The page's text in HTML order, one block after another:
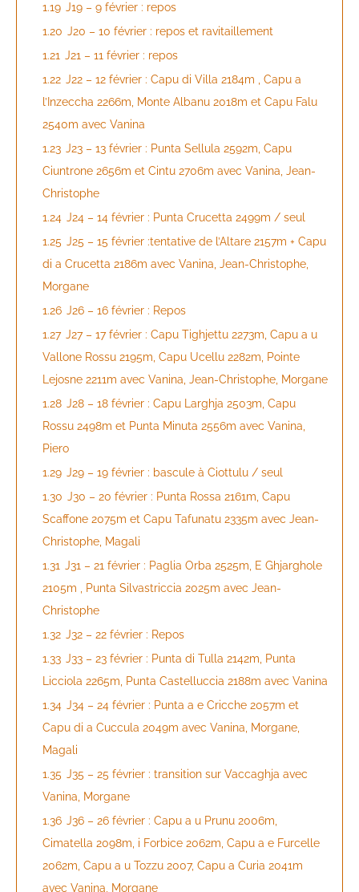
1.19 J19 – 9 février : repos
1.20 J20 – 10 février : repos et ravitaillement
1.21 J21 – 11 février : repos
1.22 J22 – 12 février : Capu di Villa 2184m , Capu a
l’Inzeccha 2266m, Monte Albanu 2018m et Capu Falu
2540m avec Vanina
1.23 J23 – 13 février : Punta Sellula 2592m, Capu
Ciuntrone 2656m et Cintu 2706m avec Vanina, Jean-
Christophe
1.24 J24 – 14 février : Punta Crucetta 2499m / seul
1.25 J25 – 15 février :tentative de l’Altare 2157m + Capu
di a Crucetta 2186m avec Vanina, Jean-Christophe,
Morgane
1.26 J26 – 16 février : Repos
1.27 J27 – 17 février : Capu Tighjettu 2273m, Capu a u
Vallone Rossu 2195m, Capu Ucellu 2282m, Pointe
Lejosne 2211m avec Vanina, Jean-Christophe, Morgane
1.28 J28 – 18 février : Capu Larghja 2503m, Capu
Rossu 2498m et Punta Minuta 2556m avec Vanina,
Piero
1.29 J29 – 19 février : bascule à Ciottulu / seul
1.30 J30 – 20 février : Punta Rossa 2161m, Capu
Scaffone 2075m et Capu Tafunatu 2335m avec Jean-
Christophe, Magali
1.31 J31 – 21 février : Paglia Orba 2525m, E Ghjarghole
2105m , Punta Silvastriccia 2025m avec Jean-
Christophe
1.32 J32 – 22 février : Repos
1.33 J33 – 23 février : Punta di Tulla 2142m, Punta
Licciola 2265m, Punta Castelluccia 2188m avec Vanina
1.34 J34 – 24 février : Punta a e Cricche 2057m et
Capu di a Cuccula 2049m avec Vanina, Morgane,
Magali
1.35 J35 – 25 février : transition sur Vaccaghja avec
Vanina, Morgane
1.36 J36 – 26 février : Capu a u Prunu 2006m,
Cimatella 2098m, i Forbice 2062m, Capu a e Furcelle
2062m, Capu a u Tozzu 2007, Capu a Curia 2041m
avec Vanina, Morgane